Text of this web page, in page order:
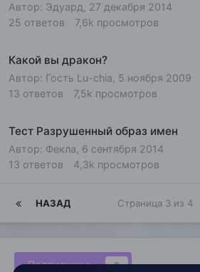
Автор: Эдуард
27 декабря 2014
25 ответов 7,6k просмотров
Какой вы дракон?
Автор: Гость Lu-chia, 5 ноября 2009
13 ответов 7,5k просмотров
Тест Разрушенный образ имен
Автор: Фекла 6 сентября 2014
13 ответов 4,3k просмотров
НАЗАД Страница 3 из 4
Подписчики 0